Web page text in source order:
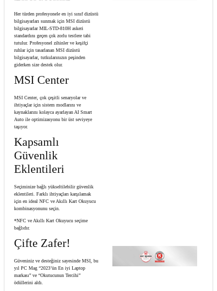
Her türden profesyonele en iyi sınıf dizüstü
bilgisayarları sunmak için MSI dizüstü
bilgisayarlar MIL-STD-810H askeri
standardını geçen çok zorlu testlere tabi
tutulur. Profesyonel zihinler ve keşifçi
ruhlar için tasarlanan MSI dizüstü
bilgisayarlar, tutkularınızın peşinden
giderken size destek olur.
MSI Center
MSI Center, çok çeşitli senaryolar ve
ihtiyaçlar için sistem modlarını ve
kaynaklarını kolayca ayarlayan AI Smart
Auto ile optimizasyonu bir üst seviyeye
taşıyor.
Kapsamlı
Güvenlik
Eklentileri
Seçiminize bağlı yükseltilebilir güvenlik
eklentileri. Farklı ihtiyaçları karşılamak
için en ideal NFC ve Akıllı Kart Okuyucu
kombinasyonunu seçin.
*NFC ve Akıllı Kart Okuyucu seçime
bağlıdır.
Çifte Zafer!
Güveniniz ve desteğiniz sayesinde MSI, bu
yıl PC Mag “2023’ün En iyi Laptop
markası” ve “Okutucunun Tercihi”
ödüllerini aldı.